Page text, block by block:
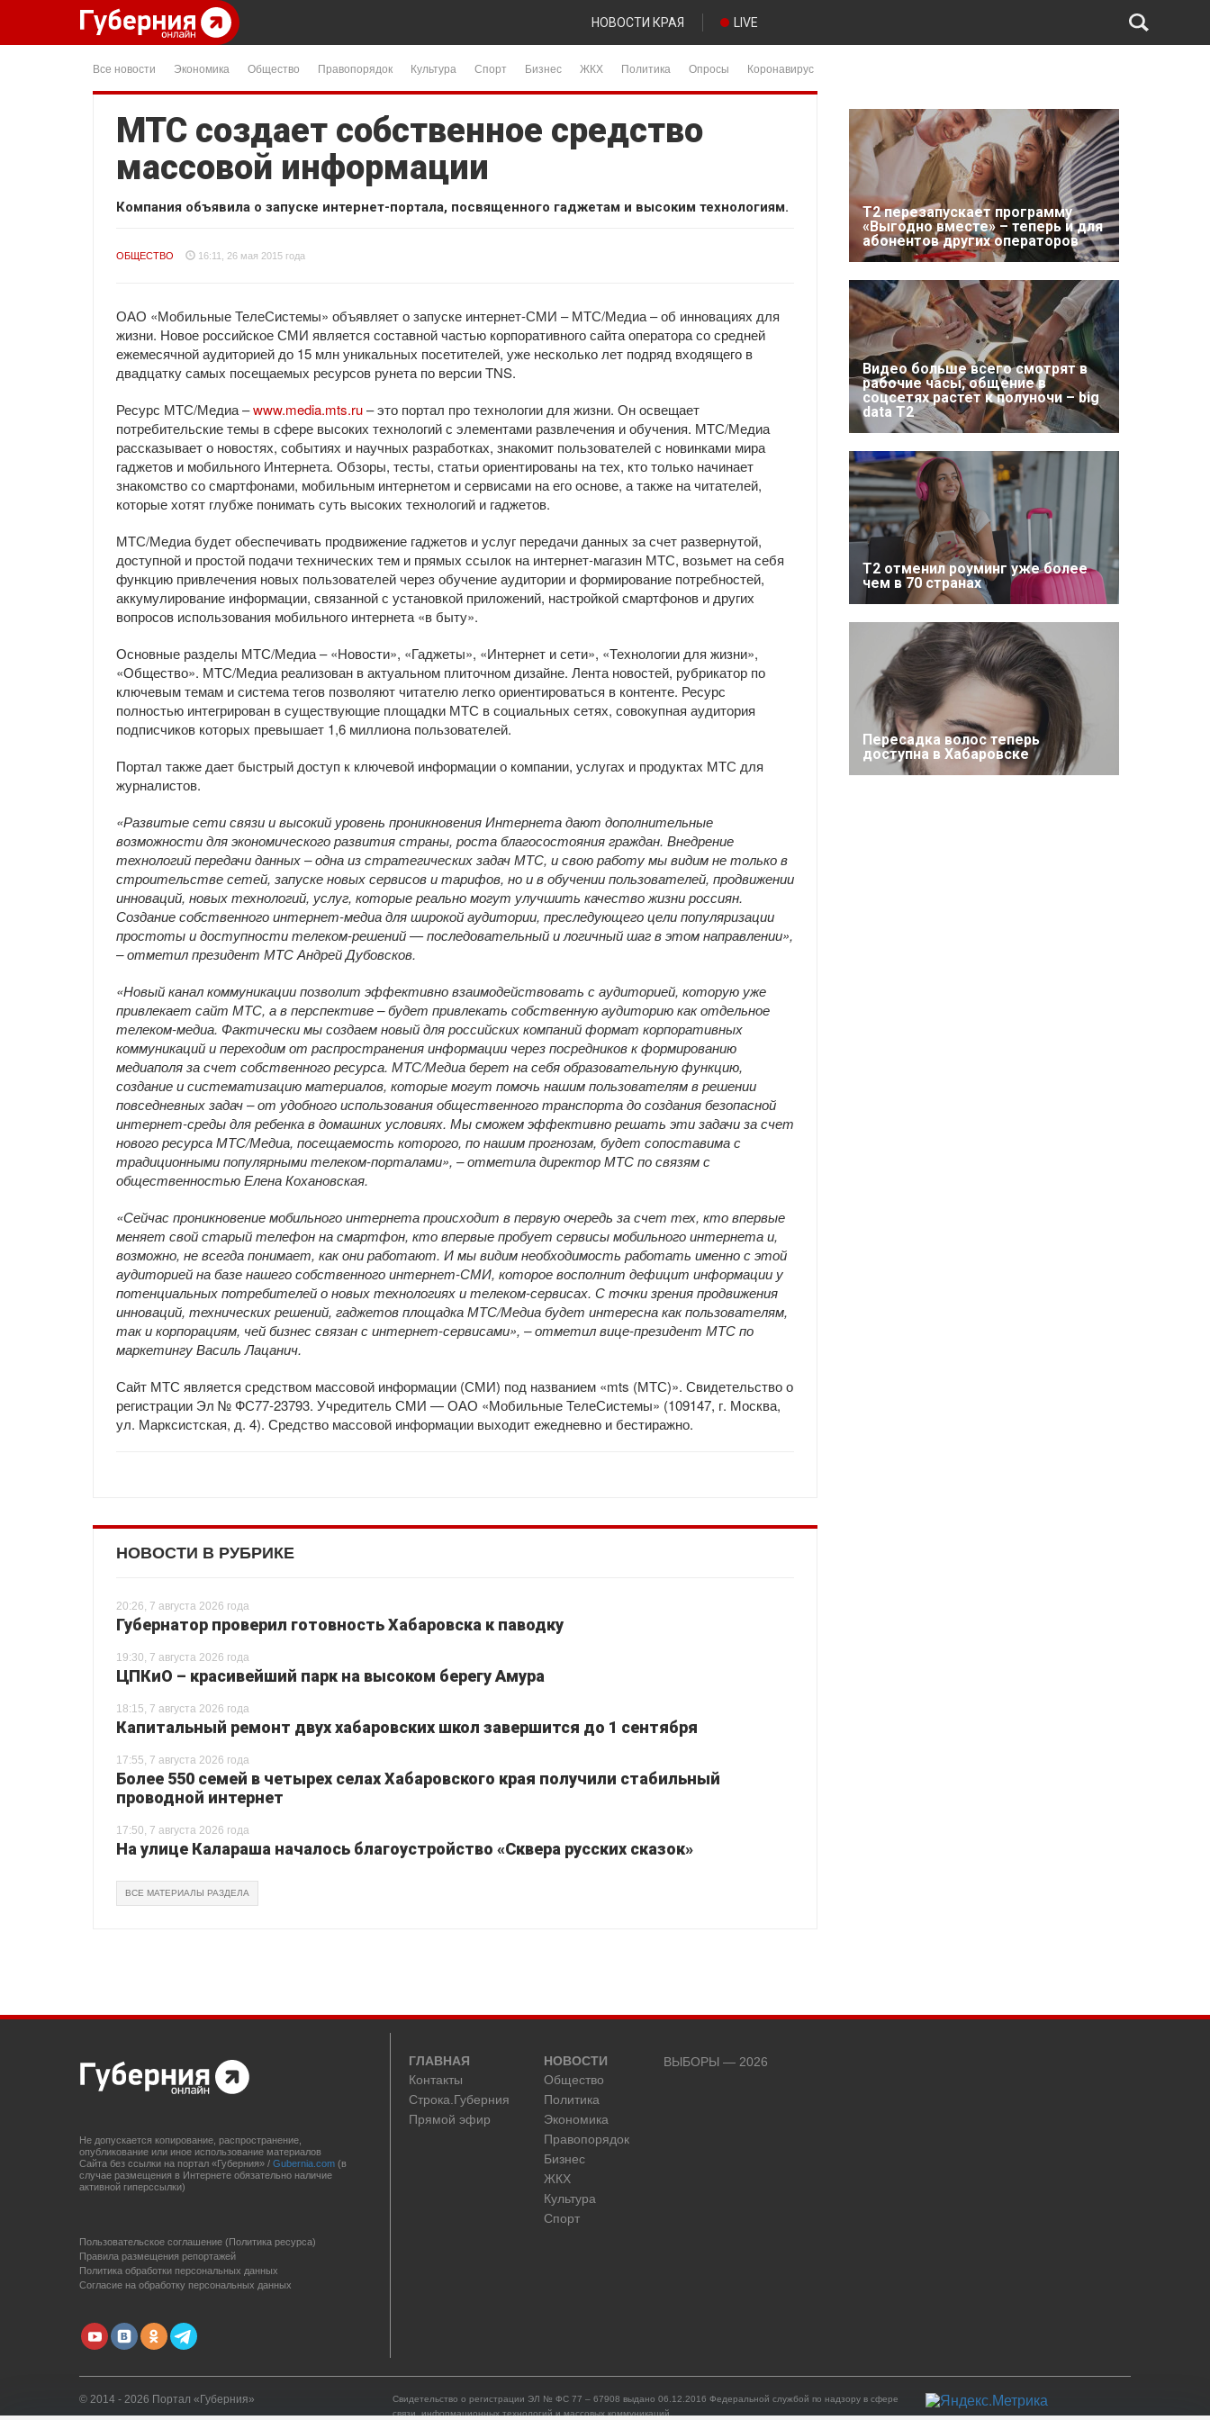
НОВОСТИ КРАЯ LIVE
Все новости Экономика Общество Правопорядок Культура Спорт Бизнес ЖКХ Политика Опросы Коронавирус
МТС создает собственное средство
массовой информации
Компания объявила о запуске интернет-портала, посвященного гаджетам и высоким технологиям.
ОБЩЕСТВО 16:11, 26 мая 2015 года
ОАО «Мобильные ТелеСистемы» объявляет о запуске интернет-СМИ – МТС/Медиа – об инновациях для
жизни. Новое российское СМИ является составной частью корпоративного сайта оператора со средней
ежемесячной аудиторией до 15 млн уникальных посетителей, уже несколько лет подряд входящего в
двадцатку самых посещаемых ресурсов рунета по версии TNS.
Ресурс МТС/Медиа –www.media.mts.ru– это портал про технологии для жизни. Он освещает
потребительские темы в сфере высоких технологий с элементами развлечения и обучения. МТС/Медиа
рассказывает о новостях, событиях и научных разработках, знакомит пользователей с новинками мира
гаджетов и мобильного Интернета. Обзоры, тесты, статьи ориентированы на тех, кто только начинает
знакомство со смартфонами, мобильным интернетом и сервисами на его основе, а также на читателей,
которые хотят глубже понимать суть высоких технологий и гаджетов.
МТС/Медиа будет обеспечивать продвижение гаджетов и услуг передачи данных за счет развернутой,
доступной и простой подачи технических тем и прямых ссылок на интернет-магазин МТС, возьмет на себя
функцию привлечения новых пользователей через обучение аудитории и формирование потребностей,
аккумулирование информации, связанной с установкой приложений, настройкой смартфонов и других
вопросов использования мобильного интернета «в быту».
Основные разделы МТС/Медиа – «Новости», «Гаджеты», «Интернет и сети», «Технологии для жизни»,
«Общество». МТС/Медиа реализован в актуальном плиточном дизайне. Лента новостей, рубрикатор по
ключевым темам и система тегов позволяют читателю легко ориентироваться в контенте. Ресурс
полностью интегрирован в существующие площадки МТС в социальных сетях, совокупная аудитория
подписчиков которых превышает 1,6 миллиона пользователей.
Портал также дает быстрый доступ к ключевой информации о компании, услугах и продуктах МТС для
журналистов.
«Развитые сети связи и высокий уровень проникновения Интернета дают дополнительные
возможности для экономического развития страны, роста благосостояния граждан. Внедрение
технологий передачи данных – одна из стратегических задач МТС, и свою работу мы видим не только в
строительстве сетей, запуске новых сервисов и тарифов, но и в обучении пользователей, продвижении
инноваций, новых технологий, услуг, которые реально могут улучшить качество жизни россиян.
Создание собственного интернет-медиа для широкой аудитории, преследующего цели популяризации
простоты и доступности телеком-решений — последовательный и логичный шаг в этом направлении»,
– отметил президент МТС Андрей Дубовсков.
«Новый канал коммуникации позволит эффективно взаимодействовать с аудиторией, которую уже
привлекает сайт МТС, а в перспективе – будет привлекать собственную аудиторию как отдельное
телеком-медиа. Фактически мы создаем новый для российских компаний формат корпоративных
коммуникаций и переходим от распространения информации через посредников к формированию
медиаполя за счет собственного ресурса. МТС/Медиа берет на себя образовательную функцию,
создание и систематизацию материалов, которые могут помочь нашим пользователям в решении
повседневных задач – от удобного использования общественного транспорта до создания безопасной
интернет-среды для ребенка в домашних условиях. Мы сможем эффективно решать эти задачи за счет
нового ресурса МТС/Медиа, посещаемость которого, по нашим прогнозам, будет сопоставима с
традиционными популярными телеком-порталами», – отметила директор МТС по связям с
общественностью Елена Кохановская.
«Сейчас проникновение мобильного интернета происходит в первую очередь за счет тех, кто впервые
меняет свой старый телефон на смартфон, кто впервые пробует сервисы мобильного интернета и,
возможно, не всегда понимает, как они работают. И мы видим необходимость работать именно с этой
аудиторией на базе нашего собственного интернет-СМИ, которое восполнит дефицит информации у
потенциальных потребителей о новых технологиях и телеком-сервисах. С точки зрения продвижения
инноваций, технических решений, гаджетов площадка МТС/Медиа будет интересна как пользователям,
так и корпорациям, чей бизнес связан с интернет-сервисами», – отметил вице-президент МТС по
маркетингу Василь Лацанич.
Сайт МТС является средством массовой информации (СМИ) под названием «mts (МТС)». Свидетельство о
регистрации Эл № ФС77-23793. Учредитель СМИ — ОАО «Мобильные ТелеСистемы» (109147, г. Москва,
ул. Марксистская, д. 4). Средство массовой информации выходит ежедневно и бестиражно.
НОВОСТИ В РУБРИКЕ
20:26, 7 августа 2026 года
Губернатор проверил готовность Хабаровска к паводку
19:30, 7 августа 2026 года
ЦПКиО – красивейший парк на высоком берегу Амура
18:15, 7 августа 2026 года
Капитальный ремонт двух хабаровских школ завершится до 1 сентября
17:55, 7 августа 2026 года
Более 550 семей в четырех селах Хабаровского края получили стабильный
проводной интернет
17:50, 7 августа 2026 года
На улице Калараша началось благоустройство «Сквера русских сказок»
ВСЕ МАТЕРИАЛЫ РАЗДЕЛА
Т2 перезапускает программу
«Выгодно вместе» – теперь и для
абонентов других операторов
Видео больше всего смотрят в
рабочие часы, общение в
соцсетях растет к полуночи – big
data T2
Т2 отменил роуминг уже более
чем в 70 странах
Пересадка волос теперь
доступна в Хабаровске
Не допускается копирование, распространение,
опубликование или иное использование материалов
Сайта без ссылки на портал «Губерния» / Gubernia.com (в
случае размещения в Интернете обязательно наличие
активной гиперссылки)
Пользовательское соглашение (Политика ресурса)
Правила размещения репортажей
Политика обработки персональных данных
Согласие на обработку персональных данных
ГЛАВНАЯ
Контакты
Строка.Губерния
Прямой эфир
НОВОСТИ
Общество
Политика
Экономика
Правопорядок
Бизнес
ЖКХ
Культура
Спорт
ВЫБОРЫ — 2026
© 2014 - 2026 Портал «Губерния»
Свидетельство о регистрации ЭЛ № ФС 77 – 67908 выдано 06.12.2016 Федеральной службой по надзору в сфере
связи, информационных технологий и массовых коммуникаций.